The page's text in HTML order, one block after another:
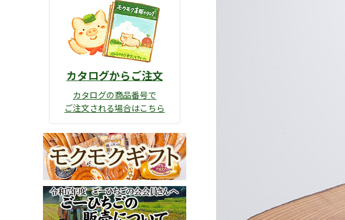
カタログからご注文
カタログの商品番号で
ご注文される場合はこちら